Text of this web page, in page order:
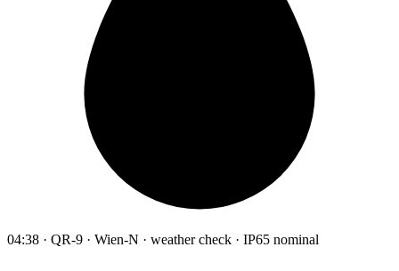
04:38 · QR-9 · Wien-N · weather check · IP65 nominal